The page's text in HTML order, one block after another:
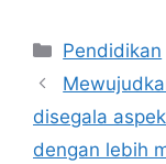
Kategori
Pendidikan
disegala
dengan lebih